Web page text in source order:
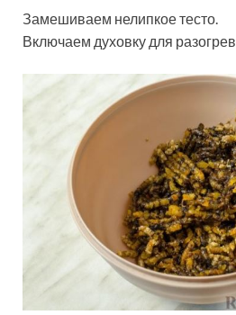
Замешиваем нелипкое тесто.
Включаем духовку для